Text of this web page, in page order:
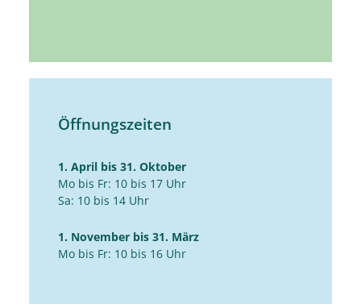
Öffnungszeiten
1. April bis 31. Oktober
Mo bis Fr: 10 bis 17 Uhr
Sa: 10 bis 14 Uhr
1. November bis 31. März
Mo bis Fr: 10 bis 16 Uhr